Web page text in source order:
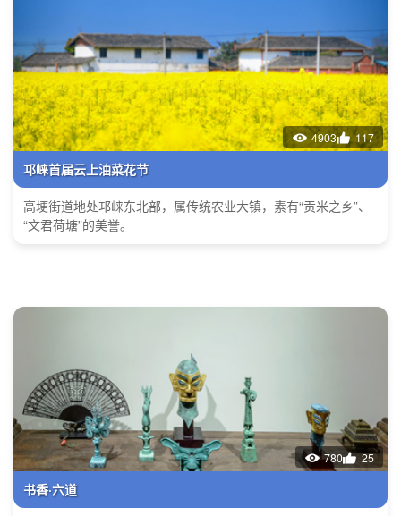
4903 117
邛崃首届云上油菜花节
高埂街道地处邛崃东北部，属传统农业大镇，素有“贡米之乡”、
“文君荷塘”的美誉。
780 25
书香·六道